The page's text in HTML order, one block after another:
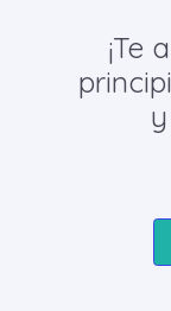
¡Te